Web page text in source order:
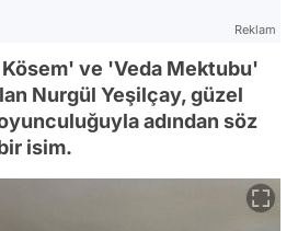
Reklam
ve 'Veda Mektubu'
Nurgül Yeşilçay, güzel
adından söz
isim.